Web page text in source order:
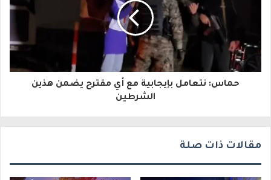
ر
حماس: نتعامل بإيجابية مع أي مقترح يضمن هذين
الشرطين
مقالات ذات صلة